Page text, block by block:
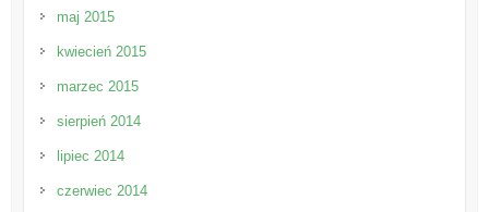
maj 2015
kwiecień 2015
marzec 2015
sierpień 2014
lipiec 2014
czerwiec 2014